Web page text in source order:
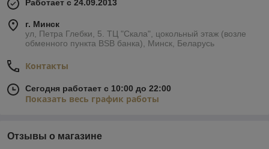
Работает с 24.09.2013
г. Минск
ул, Петра Глебки, 5. ТЦ "Скала", цокольный этаж (возле
обменного пункта BSB банка), Минск, Беларусь
Контакты
Сегодня работает с 10:00 до 22:00
Показать весь график работы
Отзывы о магазине